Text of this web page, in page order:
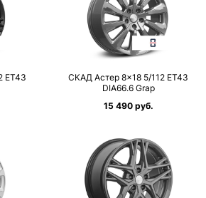
ET43
СКАД Астер 8×18 5/112 ET43
DIA66.6 Grap
15 490 руб.